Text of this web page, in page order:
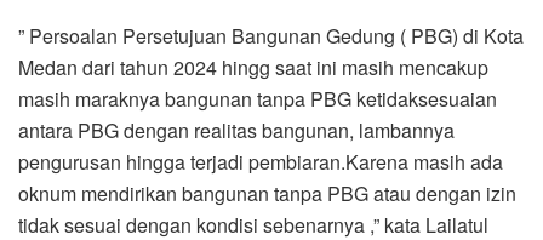
” Persoalan Persetujuan Bangunan Gedung ( PBG) di Kota
Medan dari tahun 2024 hingg saat ini masih mencakup
masih maraknya bangunan tanpa PBG ketidaksesuaian
antara PBG dengan realitas bangunan, lambannya
pengurusan hingga terjadi pembiaran.Karena masih ada
oknum mendirikan bangunan tanpa PBG atau dengan izin
tidak sesuai dengan kondisi sebenarnya ,” kata Lailatul